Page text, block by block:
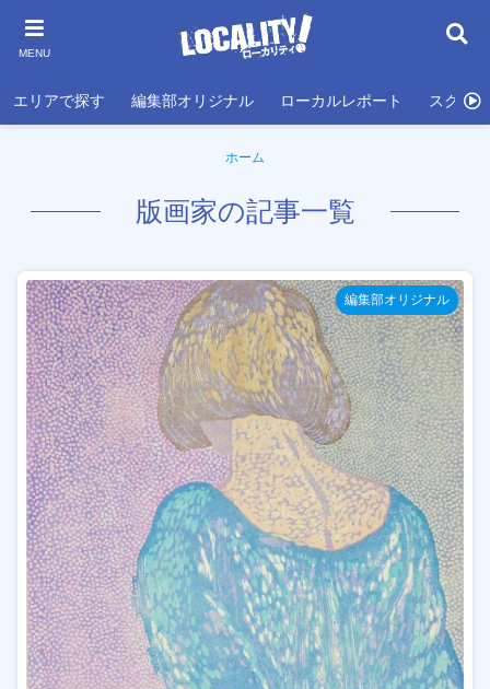
MENU
エリアで探す 編集部オリジナル ローカルレポート スクール
ホーム
版画家の記事一覧
編集部オリジナル